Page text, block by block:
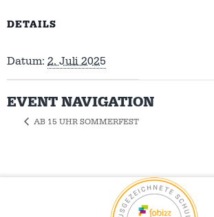
DETAILS
Datum: 2. Juli 2025
EVENT NAVIGATION
AB 15 UHR SOMMERFEST